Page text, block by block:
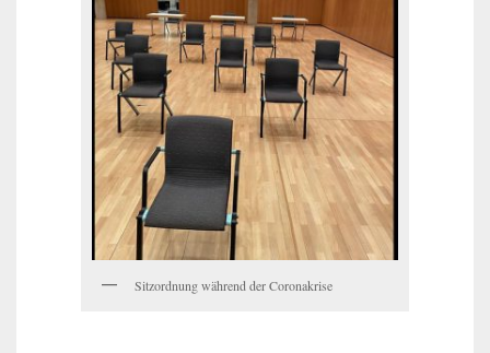
Sitzordnung während der Coronakrise